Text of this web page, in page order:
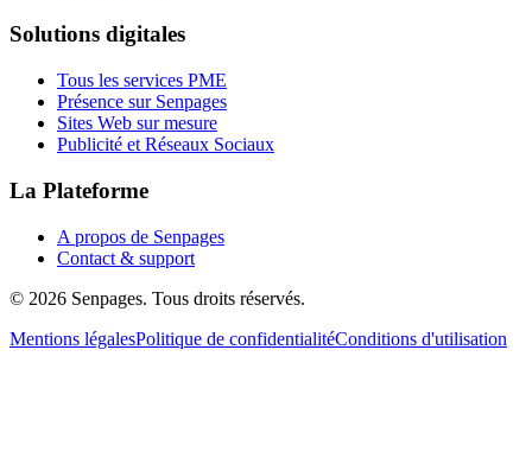
Solutions digitales
Tous les services PME
Présence sur Senpages
Sites Web sur mesure
Publicité et Réseaux Sociaux
La Plateforme
A propos de Senpages
Contact & support
© 2026 Senpages. Tous droits réservés.
Mentions légalesPolitique de confidentialitéConditions d'utilisation